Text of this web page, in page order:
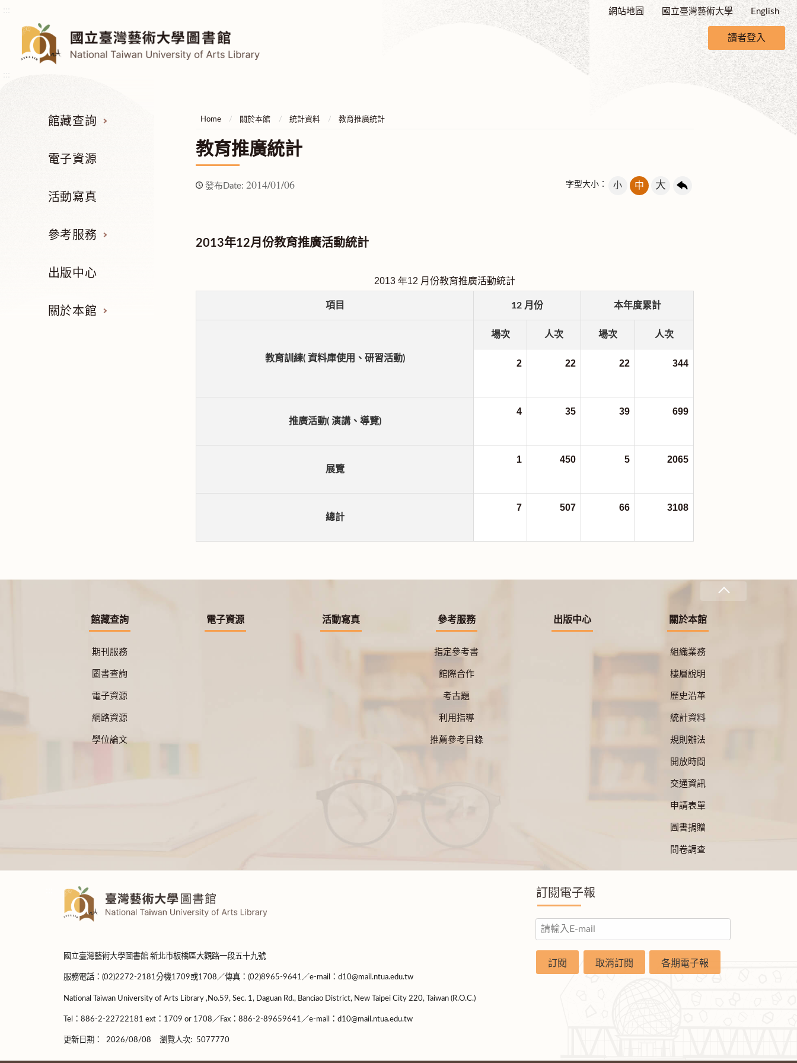
網站地圖 國立臺灣藝術大學 English
讀者登入
館藏查詢
電子資源
活動寫真
參考服務
出版中心
關於本館
Home 關於本館 統計資料 教育推廣統計
教育推廣統計
發布Date: 2014/01/06 字型大小： 小 中 大
2013年12月份教育推廣活動統計
2013 年12 月份教育推廣活動統計
項目 12 月份 本年度累計
教育訓練( 資料庫使用、研習活動)
場次 人次 場次 人次
2 22 22 344
推廣活動( 演講、導覽)
4 35 39 699
展覽
1 450 5 2065
總計
7 507 66 3108
館藏查詢
期刊服務
圖書查詢
電子資源
網路資源
學位論文
電子資源 活動寫真 參考服務
指定參考書
館際合作
考古題
利用指導
推薦參考目錄
出版中心 關於本館
組織業務
樓層說明
歷史沿革
統計資料
規則辦法
開放時間
交通資訊
申請表單
圖書捐贈
問卷調查
國立臺灣藝術大學圖書館 新北市板橋區大觀路一段五十九號
服務電話：(02)2272-2181分機1709或1708／傳真：(02)8965-9641／e-mail：d10@mail.ntua.edu.tw
National Taiwan University of Arts Library ,No.59, Sec. 1, Daguan Rd., Banciao District, New Taipei City 220, Taiwan (R.O.C.)
Tel：886-2-22722181 ext：1709 or 1708／Fax：886-2-89659641／e-mail：d10@mail.ntua.edu.tw
更新日期： 2026/08/08 瀏覽人次: 5077770
訂閱電子報